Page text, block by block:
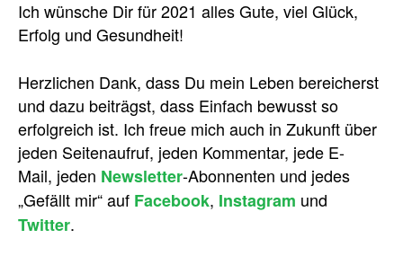
Ich wünsche Dir für 2021 alles Gute, viel Glück,
Erfolg und Gesundheit!
Herzlichen Dank, dass Du mein Leben bereicherst
und dazu beiträgst, dass Einfach bewusst so
erfolgreich ist. Ich freue mich auch in Zukunft über
jeden Seitenaufruf, jeden Kommentar, jede E-
Mail, jeden Newsletter-Abonnenten und jedes
„Gefällt mir“ auf Facebook, Instagram und
Twitter.